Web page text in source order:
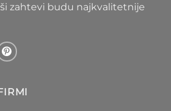
zahtevi budu najkvalitetnije